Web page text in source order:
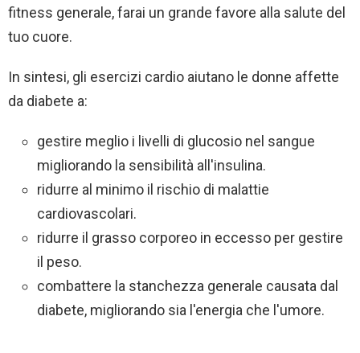
fitness generale, farai un grande favore alla salute del
tuo cuore.
In sintesi, gli esercizi cardio aiutano le donne affette
da diabete a:
gestire meglio i livelli di glucosio nel sangue
migliorando la sensibilità all'insulina.
ridurre al minimo il rischio di malattie
cardiovascolari.
ridurre il grasso corporeo in eccesso per gestire
il peso.
combattere la stanchezza generale causata dal
diabete, migliorando sia l'energia che l'umore.